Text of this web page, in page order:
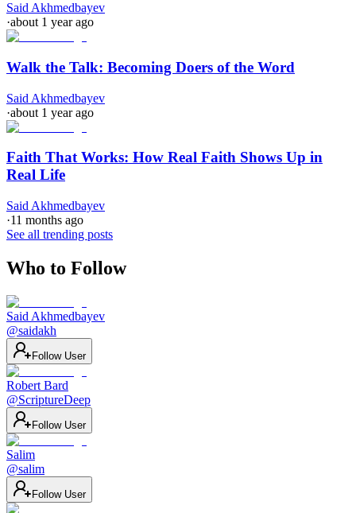
Said Akhmedbayev
·about 1 year ago
Walk the Talk: Becoming Doers of the Word
Said Akhmedbayev
·about 1 year ago
Faith That Works: How Real Faith Shows Up in
Real Life
Said Akhmedbayev
·11 months ago
See all trending posts
Who to Follow
Said Akhmedbayev
@saidakh
Follow User
Robert Bard
@ScriptureDeep
Follow User
Salim
@salim
Follow User